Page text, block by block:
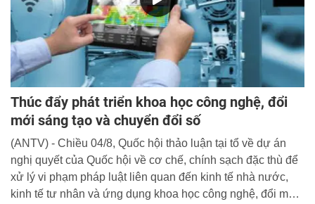
Thúc đẩy phát triển khoa học công nghệ, đổi
mới sáng tạo và chuyển đổi số
(ANTV) - Chiều 04/8, Quốc hội thảo luận tại tổ về dự án
nghị quyết của Quốc hội về cơ chế, chính sạch đặc thù để
xử lý vi phạm pháp luật liên quan đến kinh tế nhà nước,
kinh tế tư nhân và ứng dụng khoa học công nghệ, đổi mới